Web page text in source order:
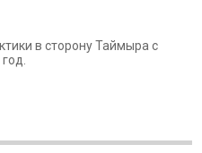
в сторону Таймыра с